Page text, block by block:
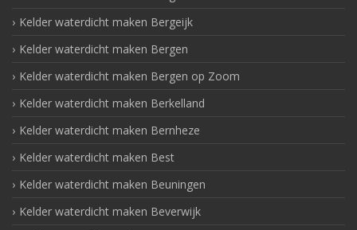
Kelder waterdicht maken Bergeijk
Kelder waterdicht maken Bergen
Kelder waterdicht maken Bergen op Zoom
Kelder waterdicht maken Berkelland
Kelder waterdicht maken Bernheze
Kelder waterdicht maken Best
Kelder waterdicht maken Beuningen
Kelder waterdicht maken Beverwijk